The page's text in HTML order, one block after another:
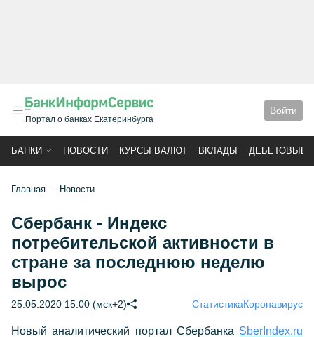
Портал о банках Екатеринбурга
Войти
БАНКИ НОВОСТИ КУРСЫ ВАЛЮТ ВКЛАДЫ ДЕБЕТОВЫЕ
Главная Новости
Сбербанк - Индекс
потребительской активности в
стране за последнюю неделю
вырос
25.05.2020 15:00 (мск+2) СтатистикаКоронавирус
Новый аналитический портал Сбербанка SberIndex.ru